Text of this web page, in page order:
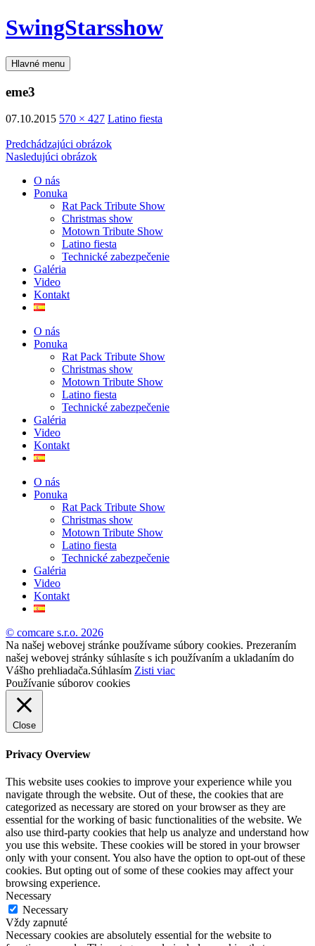
SwingStarsshow
Hlavné menu Preskočiť
na
eme3
07.10.2015 570 × 427 Latino fiesta
Predchádzajúci obrázok
Nasledujúci obrázok
O nás
Ponuka
Rat Pack Tribute Show
Christmas show
Motown Tribute Show
Latino fiesta
Technické zabezpečenie
Galéria
Video
Kontakt
O nás
Ponuka
Rat Pack Tribute Show
Christmas show
Motown Tribute Show
Latino fiesta
Technické zabezpečenie
Galéria
Video
Kontakt
O nás
Ponuka
Rat Pack Tribute Show
Christmas show
Motown Tribute Show
Latino fiesta
Technické zabezpečenie
Galéria
Video
Kontakt
© comcare s.r.o. 2026
Na našej webovej stránke používame súbory cookies. Prezeraním
našej webovej stránky súhlasíte s ich používaním a ukladaním do
Vášho prehliadača.Súhlasím Zisti viac
Používanie súborov cookies
Close
Privacy Overview
This website uses cookies to improve your experience while you
navigate through the website. Out of these, the cookies that are
categorized as necessary are stored on your browser as they are
essential for the working of basic functionalities of the website. We
also use third-party cookies that help us analyze and understand how
you use this website. These cookies will be stored in your browser
only with your consent. You also have the option to opt-out of these
cookies. But opting out of some of these cookies may affect your
browsing experience.
Necessary
Necessary
Vždy zapnuté
Necessary cookies are absolutely essential for the website to